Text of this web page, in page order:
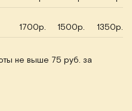
1700р. 1500р. 1350р.
не выше 75 руб. за